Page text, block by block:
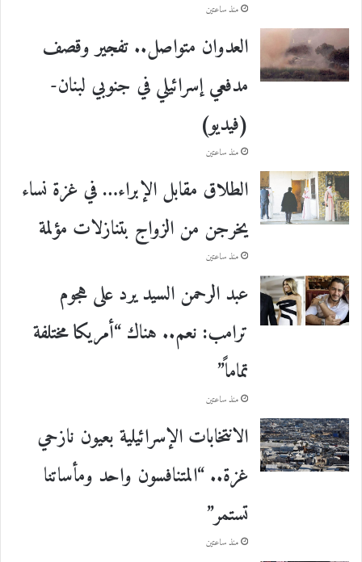
منذ ساعتين
العدوان متواصل.. تفجير وقصف
مدفعي إسرائيلي في جنوبي لبنان-
(فيديو)
منذ ساعتين
الطلاق مقابل الإبراء… في غزة نساء
يخرجن من الزواج بتنازلات مؤلمة
منذ ساعتين
عبد الرحمن السيد يرد على هجوم
ترامب: نعم.. هناك “أمريكا مختلفة
تماماً”
منذ ساعتين
الانتخابات الإسرائيلية بعيون نازحي
غزة.. “المتنافسون واحد ومأساتنا
تستمر”
منذ ساعتين